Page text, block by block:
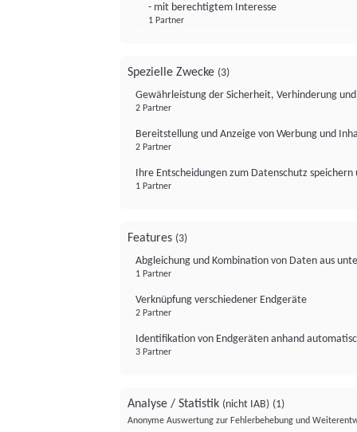
- mit berechtigtem Interesse
1 Partner
Spezielle Zwecke (3)
Gewährleistung der Sicherheit, Verhinderung
2 Partner
Bereitstellung und Anzeige von Werbung und
2 Partner
Ihre Entscheidungen zum Datenschutz
1 Partner
Features (3)
Abgleichung und Kombination von Daten aus
1 Partner
Verknüpfung verschiedener Endgeräte
2 Partner
Identifikation von Endgeräten anhand
3 Partner
Analyse / Statistik (nicht IAB) (1)
Anonyme Auswertung zur Fehlerbehebung und